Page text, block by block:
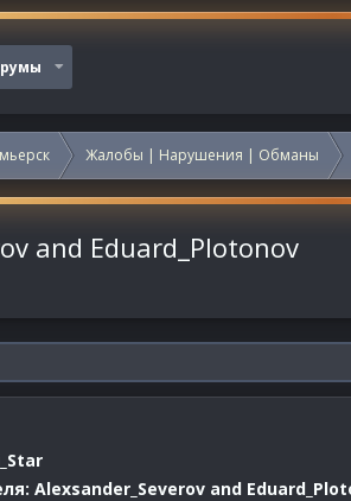
Жалобы | Нарушения | Обманы
and Eduard_Plotonov
Alexsander_Severov and